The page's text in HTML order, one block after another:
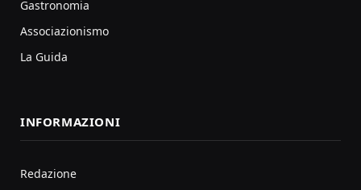
Gastronomia
Associazionismo
La Guida
INFORMAZIONI
Redazione